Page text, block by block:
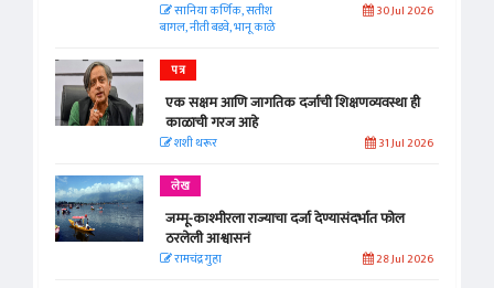
सानिया कर्णिक, सतीश
बागल, नीती बडवे, भानू काळे
30 Jul 2026
पत्र
एक सक्षम आणि जागतिक दर्जाची शिक्षणव्यवस्था ही
काळाची गरज आहे
शशी थरूर 31 Jul 2026
लेख
जम्मू-काश्मीरला राज्याचा दर्जा देण्यासंदर्भात फोल
ठरलेली आश्वासनं
रामचंद्र गुहा 28 Jul 2026